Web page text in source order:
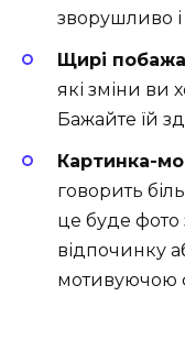
зворушливо і
Щирі
які зміни ви
Бажайте їй
Картинка-
говорить
це буде фото
відпочинку
мотивуючою